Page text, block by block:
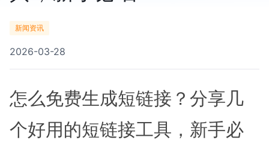
新闻资讯
2026-03-28
怎么免费生成短链接？分享几
个好用的短链接工具，新手必